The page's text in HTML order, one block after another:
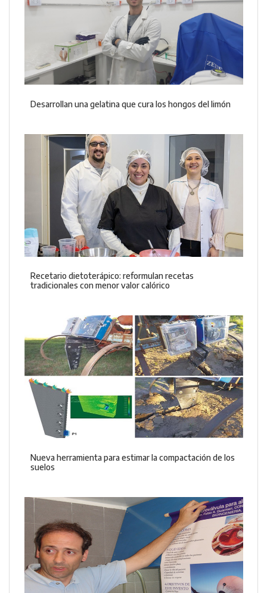
Desarrollan una gelatina que cura los hongos del limón
Recetario dietoterápico: reformulan recetas
tradicionales con menor valor calórico
Nueva herramienta para estimar la compactación de los
suelos